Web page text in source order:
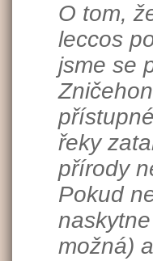
O tom,
leccos
jsme se
řeky
přírody
Pokud
možná)